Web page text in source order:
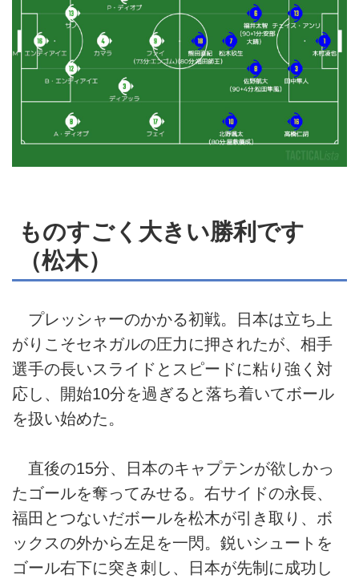
ものすごく大きい勝利です
（松木）
プレッシャーのかかる初戦。日本は立ち上
がりこそセネガルの圧力に押されたが、相手
選手の長いスライドとスピードに粘り強く対
応し、開始10分を過ぎると落ち着いてボール
を扱い始めた。
直後の15分、日本のキャプテンが欲しかっ
たゴールを奪ってみせる。右サイドの永長、
福田とつないだボールを松木が引き取り、ボ
ックスの外から左足を一閃。鋭いシュートを
ゴール右下に突き刺し、日本が先制に成功し